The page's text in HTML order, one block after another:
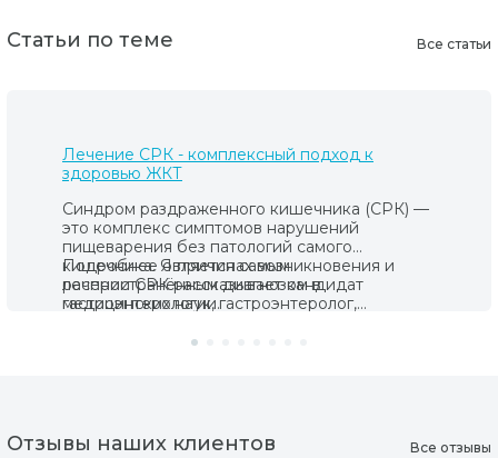
Статьи по теме Все статьи
Лечение СРК - комплексный подход к
здоровью ЖКТ
Синдром раздраженного кишечника (СРК) —
это комплекс симптомов нарушений
пищеварения без патологий самого
кишечника. Является самым
распространённым диагнозом в
гастроэнтерологии.
Подробнее о причинах возникновения и
лечении СРК рассказывает кандидат
медицинских наук, гастроэнтеролог,
медицины Гузель Евстигнеева.
Отзывы наших клиентов Все отзывы